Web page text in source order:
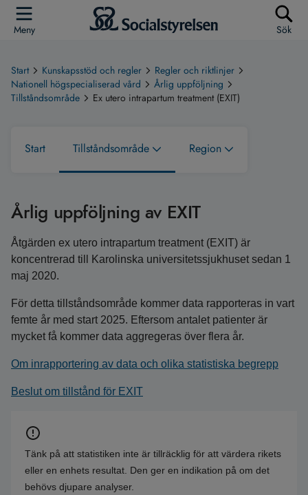
Meny Sök
Start Kunskapsstöd och regler
Regler och riktlinjer
Nationell högspecialiserad vård
Årlig uppföljning
Tillståndsområde
Ex utero intrapartum treatment (EXIT)
Start Tillståndsområde Region
Årlig uppföljning av EXIT
Åtgärden ex utero intrapartum treatment (EXIT) är
koncentrerad till Karolinska universitetssjukhuset sedan 1
maj 2020.
För detta tillståndsområde kommer data rapporteras in vart
femte år med start 2025. Eftersom antalet patienter är
mycket få kommer data aggregeras över flera år.
Om inrapportering av data och olika statistiska begrepp
Beslut om tillstånd för EXIT
Tänk på att statistiken inte är tillräcklig för att värdera rikets
eller en enhets resultat. Den ger en indikation på om det
behövs djupare analyser.